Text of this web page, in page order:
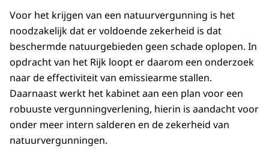
Voor het krijgen van een natuurvergunning is het
noodzakelijk dat er voldoende zekerheid is dat
beschermde natuurgebieden geen schade oplopen. In
opdracht van het Rijk loopt er daarom een onderzoek
naar de effectiviteit van emissiearme stallen.
Daarnaast werkt het kabinet aan een plan voor een
robuuste vergunningverlening, hierin is aandacht voor
onder meer intern salderen en de zekerheid van
natuurvergunningen.